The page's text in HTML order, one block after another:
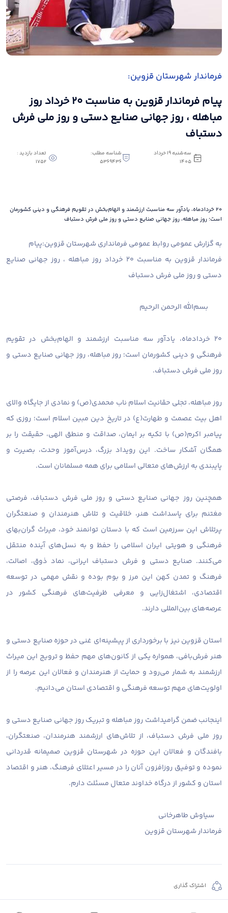
فرماندار شهرستان قزوین:
پیام فرماندار قزوین به مناسبت ۲۰ خرداد روز
مباهله ، روز جهانی صنایع دستی و روز ملی فرش
دستباف
سه‌شنبه 19 خرداد
1405
شناسه مطلب:
5369436
تعداد بازدید :
1752
۲۰ خردادماه، یادآور سه مناسبت ارزشمند و الهام‌بخش در تقویم فرهنگی و دینی کشورمان
است؛ روز مباهله، روز جهانی صنایع دستی و روز ملی فرش دستباف
به گزارش عمومی روابط عمومی فرمانداری شهرستان قزوین:پیام
فرماندار قزوین به مناسبت ۲۰ خرداد روز مباهله ، روز جهانی صنایع
دستی و روز ملی فرش دستباف
بسم‌الله الرحمن الرحیم
۲۰ خردادماه، یادآور سه مناسبت ارزشمند و الهام‌بخش در تقویم
فرهنگی و دینی کشورمان است؛ روز مباهله، روز جهانی صنایع دستی و
روز ملی فرش دستباف.
روز مباهله، تجلی حقانیت اسلام ناب محمدی(ص) و نمادی از جایگاه والای
اهل بیت عصمت و طهارت(ع) در تاریخ دین مبین اسلام است؛ روزی که
پیامبر اکرم(ص) با تکیه بر ایمان، صداقت و منطق الهی، حقیقت را بر
همگان آشکار ساخت. این رویداد بزرگ، درس‌آموز وحدت، بصیرت و
پایبندی به ارزش‌های متعالی اسلامی برای همه مسلمانان است.
همچنین روز جهانی صنایع دستی و روز ملی فرش دستباف، فرصتی
مغتنم برای پاسداشت هنر، خلاقیت و تلاش هنرمندان و صنعتگران
پرتلاش این سرزمین است که با دستان توانمند خود، میراث گران‌بهای
فرهنگی و هویتی ایران اسلامی را حفظ و به نسل‌های آینده منتقل
می‌کنند. صنایع دستی و فرش دستباف ایرانی، نماد ذوق، اصالت،
فرهنگ و تمدن کهن این مرز و بوم بوده و نقش مهمی در توسعه
اقتصادی، اشتغال‌زایی و معرفی ظرفیت‌های فرهنگی کشور در
عرصه‌های بین‌المللی دارند.
استان قزوین نیز با برخورداری از پیشینه‌ای غنی در حوزه صنایع دستی و
هنر فرش‌بافی، همواره یکی از کانون‌های مهم حفظ و ترویج این میراث
ارزشمند به شمار می‌رود و حمایت از هنرمندان و فعالان این عرصه را از
اولویت‌های مهم توسعه فرهنگی و اقتصادی استان می‌دانیم.
اینجانب ضمن گرامیداشت روز مباهله و تبریک روز جهانی صنایع دستی و
روز ملی فرش دستباف، از تلاش‌های ارزشمند هنرمندان، صنعتگران،
بافندگان و فعالان این حوزه در شهرستان قزوین صمیمانه قدردانی
نموده و توفیق روزافزون آنان را در مسیر اعتلای فرهنگ، هنر و اقتصاد
استان و کشور از درگاه خداوند متعال مسئلت دارم.
سیاوش طاهرخانی
فرماندار شهرستان قزوین
اشتراک گذاری